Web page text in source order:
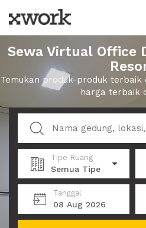
Sewa Virtual Office
Temukan produk-produk terbaik
harga terbaik
Tipe Ruang
Semua Tipe
Tanggal
08 Aug 2026